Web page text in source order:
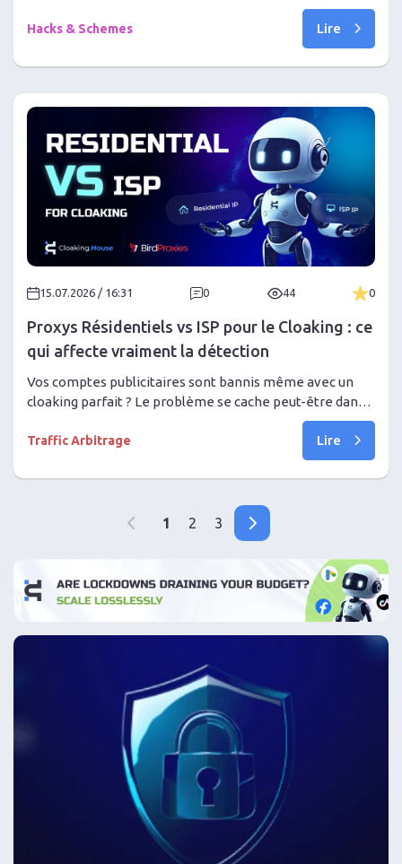
modèles de paiement et les sources pour obtenir des
conversions au prix le plus bas en 2026.
Hacks & Schemes Lire
15.07.2026 / 16:31 0 44 0
Proxys Résidentiels vs ISP pour le Cloaking : ce
qui affecte vraiment la détection
Vos comptes publicitaires sont bannis même avec un
cloaking parfait ? Le problème se cache peut-être dans
vos proxys. Nous expliquons comment les systèmes
anti-fraude évaluent les IP, pourquoi un ASN propre et la
stabilité de la session sont importants, et comment
choisir des proxys ISP fiables pour se protéger des
Traffic Arbitrage Lire
1 2 3